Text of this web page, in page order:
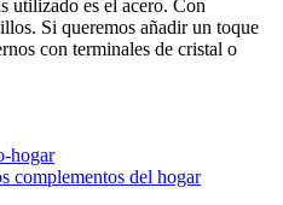
utilizado es el acero. Con
Si queremos añadir un toque
con terminales de cristal o
complementos del hogar